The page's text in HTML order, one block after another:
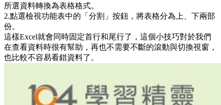
所選資料轉換為表格格式。
2.點選檢視功能表中的「分割」按鈕，將表格分為上、下兩部
份。
這樣Excel就會同時固定首行和尾行了，這個小技巧對於我們
在查看資料時很有幫助，再也不需要不斷的滾動與切換視窗，
也比較不容易看錯資料了。